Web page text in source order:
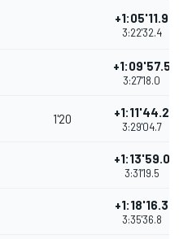
+1:05'11.9
3:22'32.4
+1:09'57.5
3:27'18.0
1'20 +1:11'44.2
3:29'04.7
+1:13'59.0
3:31'19.5
+1:18'16.3
3:35'36.8